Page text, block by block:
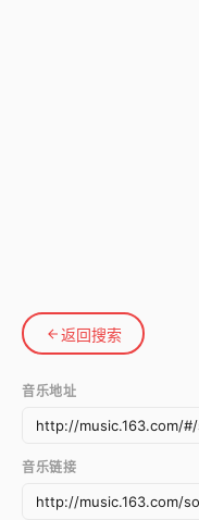
返回搜索
音乐地址
音乐链接